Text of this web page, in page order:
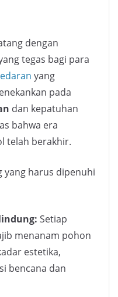
dengan
tegas bagi para
yang
pada
dan kepatuhan
bahwa era
telah berakhir.
yang harus dipenuhi
Setiap
menanam pohon
estetika,
bencana dan